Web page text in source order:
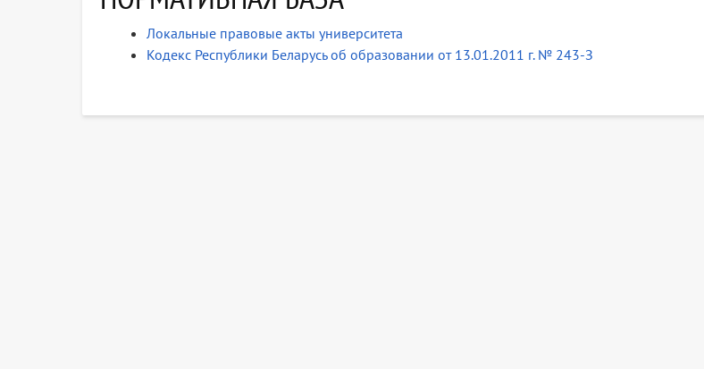
Локальные правовые акты университета
Кодекс Республики Беларусь об образовании от 13.01.2011 г. № 243-З